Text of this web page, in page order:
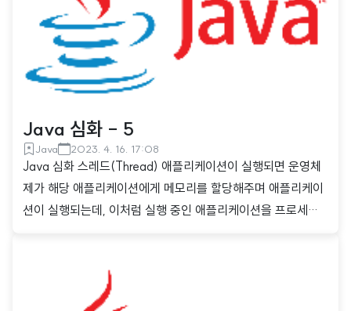
프로그램에게 할당해준다. 이 때, 프로그램이 운영체제에게 필
요한 컴퓨터 자원을 요청하는 방식이 운영체제마다 다르다. 이
것이 프로그래밍 언어가 운영체..
Java 심화 - 5
Java 2023. 4. 16. 17:08
Java 심화 스레드(Thread) 애플리케이션이 실행되면 운영체
제가 해당 애플리케이션에게 메모리를 할당해주며 애플리케이
션이 실행되는데, 이처럼 실행 중인 애플리케이션을 프로세스
스레드 프로세스, 여러 개의 스레드를 가지는 프로세스를 멀티
스레드 프로세스라고 한다. 프로세스는 데이터, 컴퓨터 자원, 스